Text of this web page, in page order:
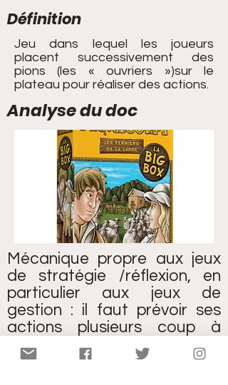
Définition
Jeu dans lequel les joueurs
placent successivement des
pions (les « ouvriers »)sur le
plateau pour réaliser des actions.
Analyse du doc
Mécanique propre aux jeux
de stratégie /réflexion, en
particulier aux jeux de
gestion : il faut prévoir ses
actions plusieurs coup à
l'avance, prioriser et placer
ses ouvriers sur les bonnes